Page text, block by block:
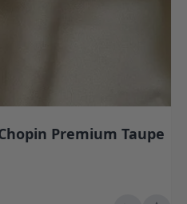
Premium Taupe